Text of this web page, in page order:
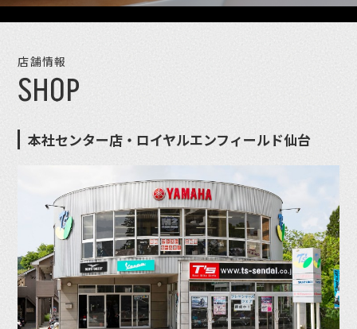
店舗情報
SHOP
本社センター店・ロイヤルエンフィールド仙台